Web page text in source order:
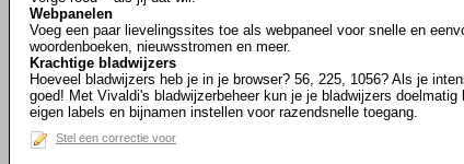
Webpanelen
Voeg een paar lievelingssites toe als webpaneel voor snelle en
woordenboeken, nieuwsstromen en meer.
Krachtige bladwijzers
Hoeveel bladwijzers heb je in je browser? 56, 225, 1056? Als je
goed! Met Vivaldi's bladwijzerbeheer kun je je bladwijzers
eigen labels en bijnamen instellen voor razendsnelle toegang.
Stel een correctie voor